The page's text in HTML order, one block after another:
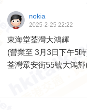
nokia
2025-2-25 22:22
東海堂荃灣大鴻輝
(營業至 3月3日下午5
荃灣眾安街55號大鴻